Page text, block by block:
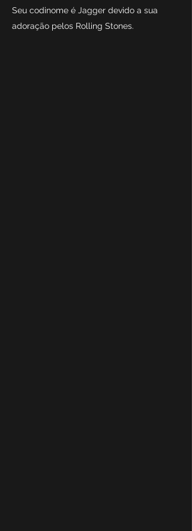
Seu codinome é Jagger devido a sua
adoração pelos Rolling Stones.